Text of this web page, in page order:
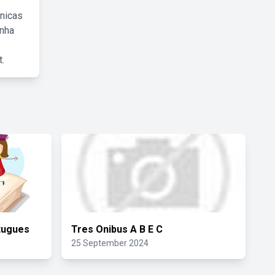
Tres Onibus A B E C
25 September 2024